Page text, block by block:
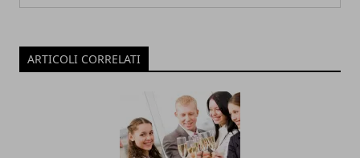
ARTICOLI CORRELATI